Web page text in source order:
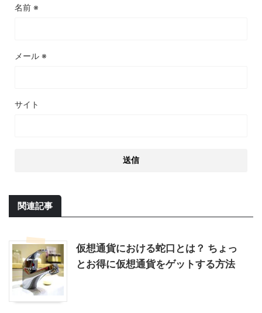
名前 ※
メール ※
サイト
関連記事
仮想通貨における蛇口とは？ ちょっ
とお得に仮想通貨をゲットする方法